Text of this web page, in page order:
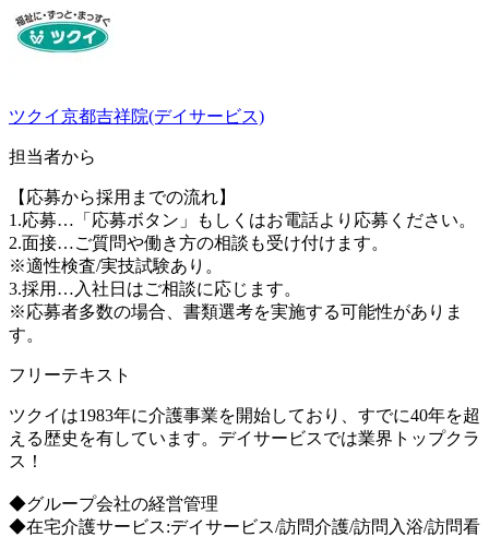
ツクイ京都吉祥院(デイサービス)
担当者から
【応募から採用までの流れ】
1.応募…「応募ボタン」もしくはお電話より応募ください。
2.面接…ご質問や働き方の相談も受け付けます。
※適性検査/実技試験あり。
3.採用…入社日はご相談に応じます。
※応募者多数の場合、書類選考を実施する可能性がありま
す。
フリーテキスト
ツクイは1983年に介護事業を開始しており、すでに40年を超
える歴史を有しています。デイサービスでは業界トップクラ
ス！
◆グループ会社の経営管理
◆在宅介護サービス:デイサービス/訪問介護/訪問入浴/訪問看